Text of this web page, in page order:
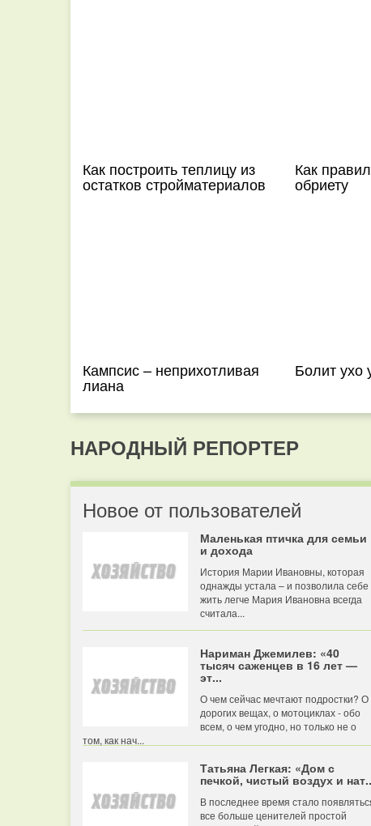
Как построить теплицу из
остатков стройматериалов
Как
обриету
Кампсис – неприхотливая
лиана
Болит ухо
НАРОДНЫЙ РЕПОРТЕР
Новое от пользователей
Маленькая птичка для семьи
и дохода
История Марии Ивановны, которая
однажды устала – и позволила себе
жить легче Мария Ивановна всегда
считала...
Нариман Джемилев: «40
тысяч саженцев в 16 лет —
эт...
О чем сейчас мечтают подростки? О
дорогих вещах, о мотоциклах - обо
всем, о чем угодно, но только не о
том, как нач...
Татьяна Легкая: «Дом с
печкой, чистый воздух и
В последнее время стало
все больше ценителей простой